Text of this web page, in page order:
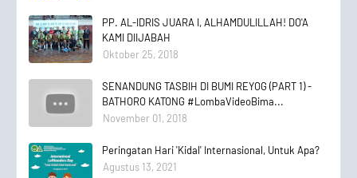
PP. AL-IDRIS JUARA I, ALHAMDULILLAH! DO'A
KAMI DIIJABAH
Oktober 25, 2018
SENANDUNG TASBIH DI BUMI REYOG (PART 1) -
BATHORO KATONG #LombaVideoBima...
November 01, 2018
Peringatan Hari 'Kidal' Internasional, Untuk Apa?
Agustus 13, 2021